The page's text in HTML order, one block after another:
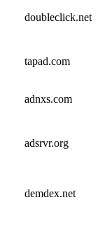
doubleclick.net
tapad.com
adnxs.com
adsrvr.org
demdex.net